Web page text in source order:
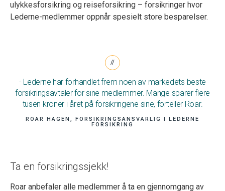
ulykkesforsikring og reiseforsikring – forsikringer hvor
Lederne-medlemmer oppnår spesielt store besparelser.
- Lederne har forhandlet frem noen av markedets beste
forsikringsavtaler for sine medlemmer. Mange sparer flere
tusen kroner i året på forsikringene sine, forteller Roar.
ROAR HAGEN, FORSIKRINGSANSVARLIG I LEDERNE
FORSIKRING
Ta en forsikringssjekk!
Roar anbefaler alle medlemmer å ta en gjennomgang av